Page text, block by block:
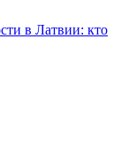
в Латвии: кто